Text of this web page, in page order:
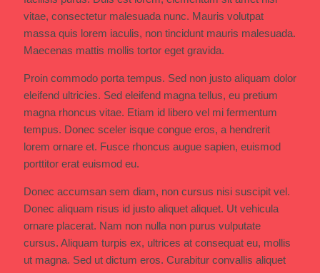
vitae, consectetur malesuada nunc. Mauris volutpat
massa quis lorem iaculis, non tincidunt mauris malesuada.
Maecenas mattis mollis tortor eget gravida.
Proin commodo porta tempus. Sed non justo aliquam dolor
eleifend ultricies. Sed eleifend magna tellus, eu pretium
magna rhoncus vitae. Etiam id libero vel mi fermentum
tempus. Donec sceler isque congue eros, a hendrerit
lorem ornare et. Fusce rhoncus augue sapien, euismod
porttitor erat euismod eu.
Donec accumsan sem diam, non cursus nisi suscipit vel.
Donec aliquam risus id justo aliquet aliquet. Ut vehicula
ornare placerat. Nam non nulla non purus vulputate
cursus. Aliquam turpis ex, ultrices at consequat eu, mollis
ut magna. Sed ut dictum eros. Curabitur convallis aliquet